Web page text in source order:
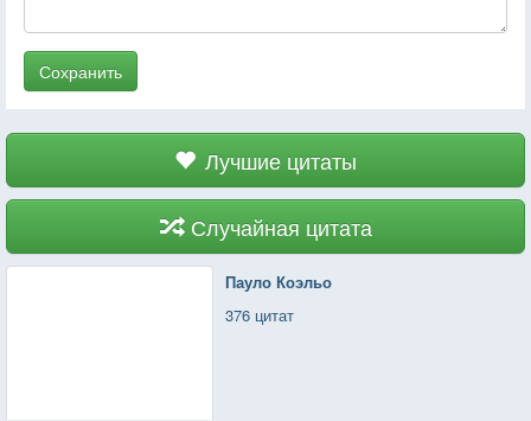
Сохранить
Лучшие цитаты
Случайная цитата
Пауло Коэльо
376 цитат